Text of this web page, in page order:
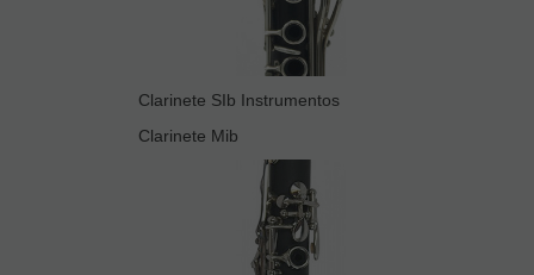
Clarinete SIb Instrumentos
Clarinete Mib